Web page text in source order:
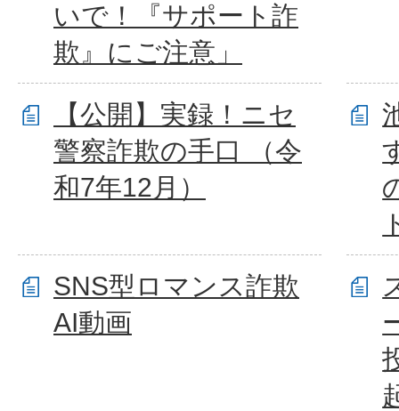
いで！『サポート詐
欺』にご注意」
【公開】実録！ニセ
警察詐欺の手口 （令
和7年12月）
SNS型ロマンス詐欺
AI動画